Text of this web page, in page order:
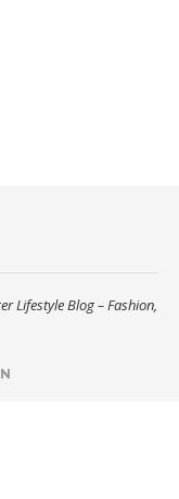
Lifestyle Blog – Fashion,